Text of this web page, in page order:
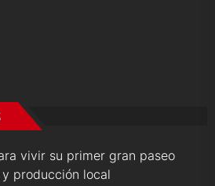
vivir su primer gran paseo
producción local